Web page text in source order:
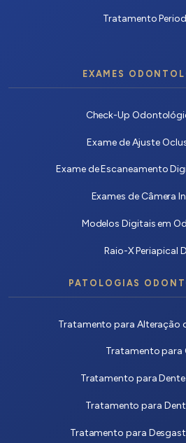
Tratamento
EXAMES
Check-Up
Exame de Ajuste
Exame de Escaneamento
Exames de Câmera
Modelos Digitais em
Raio-X Periapical
PATOLOGIAS
Tratamento para Alteração
Tratamento para
Tratamento para
Tratamento para
Tratamento para